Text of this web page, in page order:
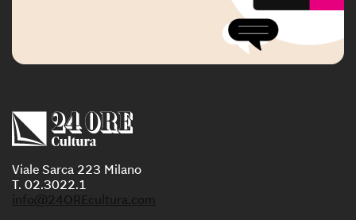
Viale Sarca 223 Milano
T. 02.3022.1
info@24OREcultura.com